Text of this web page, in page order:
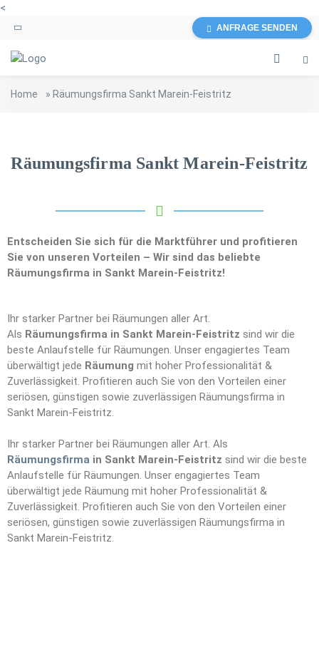
<
ANFRAGE SENDEN
Home » Räumungsfirma Sankt Marein-Feistritz
Räumungsfirma Sankt Marein-Feistritz
Entscheiden Sie sich für die Marktführer und profitieren
Sie von unseren Vorteilen – Wir sind das beliebte
Räumungsfirma in Sankt Marein-Feistritz!
Ihr starker Partner bei Räumungen aller Art.
Als Räumungsfirma in Sankt Marein-Feistritz sind wir die
beste Anlaufstelle für Räumungen. Unser engagiertes Team
überwältigt jede Räumung mit hoher Professionalität &
Zuverlässigkeit. Profitieren auch Sie von den Vorteilen einer
seriösen, günstigen sowie zuverlässigen Räumungsfirma in
Sankt Marein-Feistritz.
Ihr starker Partner bei Räumungen aller Art. Als
Räumungsfirma in Sankt Marein-Feistritz sind wir die beste
Anlaufstelle für Räumungen. Unser engagiertes Team
überwältigt jede Räumung mit hoher Professionalität &
Zuverlässigkeit. Profitieren auch Sie von den Vorteilen einer
seriösen, günstigen sowie zuverlässigen Räumungsfirma in
Sankt Marein-Feistritz.